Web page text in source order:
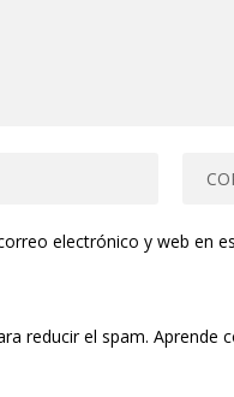
electrónico y web en
reducir el spam.Aprende